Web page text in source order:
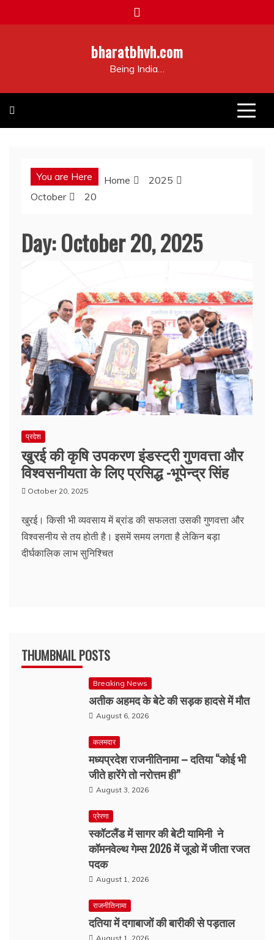
to
bharatbhvh.com
Being India…
You are Here Home
2025
October
20
Day:October 20, 2025
प्रदेश
खुरई की कृषि उपकरण इंडस्ट्री गुणवत्ता और
विश्वसनीयता के लिए प्रसिद्ध -भूपेन्द्र सिंह
October 20, 2025
खुरई। किसी भी व्यवसाय में ब्रांड की सफलता उसकी गुणवत्ता और
विश्वसनीय से तय होती है। इसमें समय लगता है लेकिन बड़ा
दीर्घकालिक लाभ सुनिश्चित
THUMBNAIL POSTS
Breaking News
अतीक अहमद के बेटे की सड़क हादसे में मौत
August 6, 2026
कलमदार
मध्यप्रदेश राजनीतिनामा – दतिया “कोई भी
जीते हारेंगे तो नरोत्तम ही”
August 3, 2026
प्रेरणा
स्कॉटलैंड में सागर की बेटी यामिनी ने
कॉमनवेल्थ गेम्स 2026 में जूडो में जीता रजत
पदक
August 1, 2026
राजनीतिनामा
दतिया में दगाबाजों की बारीकी से पड़ताल
August 1, 2026